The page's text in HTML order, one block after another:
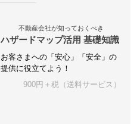
不動産会社が知っておくべき
ハザードマップ活用 基礎知識
お客さまへの「安心」「安全」の
提供に役立てよう！
900円＋税（送料サービス）